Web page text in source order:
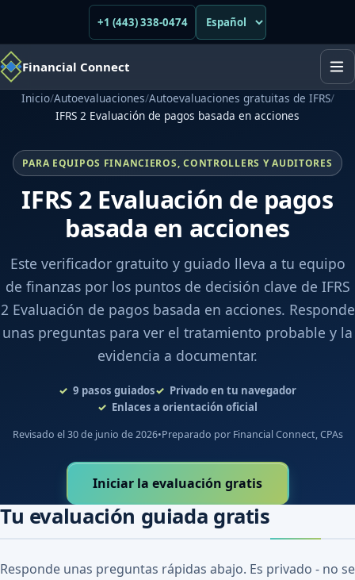
+1 (443) 338-0474
Financial Connect
Inicio/Autoevaluaciones/Autoevaluaciones gratuitas de IFRS/
IFRS 2 Evaluación de pagos basada en acciones
PARA EQUIPOS FINANCIEROS, CONTROLLERS Y AUDITORES
IFRS 2 Evaluación de pagos
basada en acciones
Este verificador gratuito y guiado lleva a tu equipo
de finanzas por los puntos de decisión clave de IFRS
2 Evaluación de pagos basada en acciones. Responde
unas preguntas para ver el tratamiento probable y la
evidencia a documentar.
9 pasos guiados
Privado en tu navegador
Enlaces a orientación oficial
Revisado el 30 de junio de 2026•Preparado por Financial Connect, CPAs
Iniciar la evaluación gratis
Tu evaluación guiada gratis
Responde unas preguntas rápidas abajo. Es privado - no se